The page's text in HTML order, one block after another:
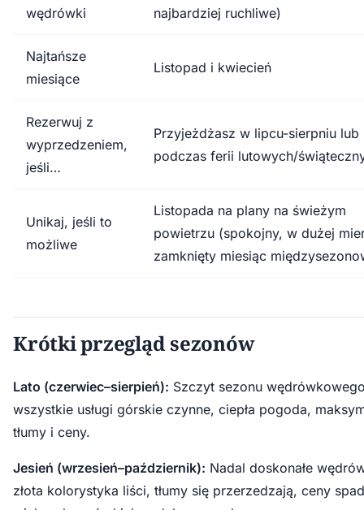
wędrówki
najbardziej ruchliwe)
Najtańsze
miesiące
Listopad i kwiecień
Rezerwuj z
wyprzedzeniem,
jeśli…
Przyjeżdżasz w lipcu-sierpniu lub
podczas ferii lutowych/
Unikaj, jeśli to
możliwe
Listopada na plany na świeżym
powietrzu (spokojny, w dużej
zamknięty miesiąc
Krótki przegląd sezonów
Lato (czerwiec–sierpień): Szczyt sezonu
wszystkie usługi górskie czynne, ciepła pogoda,
tłumy i ceny.
Jesień (wrzesień–październik): Nadal doskonałe
złota kolorystyka liści, tłumy się przerzedzają, ceny